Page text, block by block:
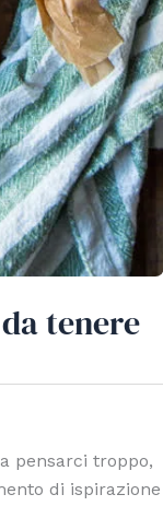
tenere
pensarci troppo,
di ispirazione